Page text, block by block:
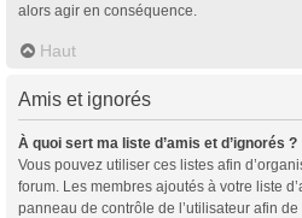
alors agir en conséquence.
Haut
Amis et ignorés
À quoi sert ma liste d’amis et d’ignorés ?
Vous pouvez utiliser ces listes afin
forum. Les membres ajoutés à votre liste
panneau de contrôle de l’utilisateur afin